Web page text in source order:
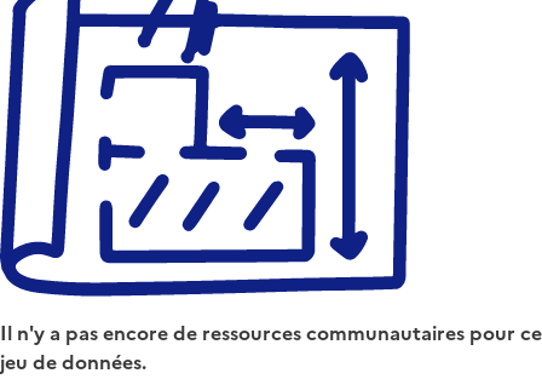
Il n'y a pas encore de ressources communautaires pour ce
jeu de données.